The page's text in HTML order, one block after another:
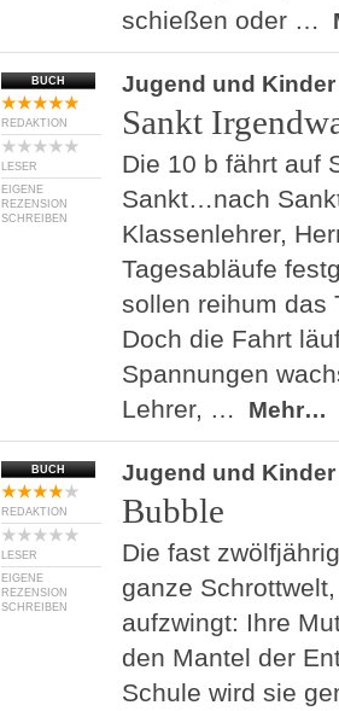
schießen oder …
BUCH
REDAKTION
LESER
EIGENE
REZENSION
SCHREIBEN
Jugend und Kinder
Sankt
Die 10 b fährt auf
Sankt…nach
Klassenlehrer,
Tagesabläufe
sollen reihum das
Doch die Fahrt
Spannungen
Lehrer, …
Mehr…
BUCH
REDAKTION
LESER
EIGENE
REZENSION
SCHREIBEN
Jugend und Kinder
Bubble
Die fast
ganze
aufzwingt: Ihre
den Mantel der
Schule wird sie